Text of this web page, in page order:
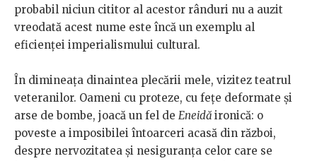
probabil niciun cititor al acestor rânduri nu a auzit
vreodată acest nume este încă un exemplu al
eficienței imperialismului cultural.
În dimineața dinaintea plecării mele, vizitez teatrul
veteranilor. Oameni cu proteze, cu fețe deformate și
arse de bombe, joacă un fel de Eneidă ironică: o
poveste a imposibilei întoarceri acasă din război,
despre nervozitatea și nesiguranța celor care se